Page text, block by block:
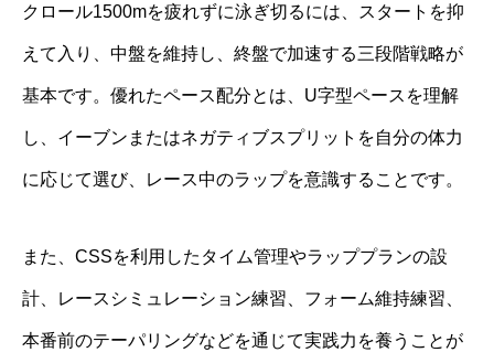
クロール1500mを疲れずに泳ぎ切るには、スタートを抑
えて入り、中盤を維持し、終盤で加速する三段階戦略が
基本です。優れたペース配分とは、U字型ペースを理解
し、イーブンまたはネガティブスプリットを自分の体力
に応じて選び、レース中のラップを意識することです。
また、CSSを利用したタイム管理やラッププランの設
計、レースシミュレーション練習、フォーム維持練習、
本番前のテーパリングなどを通じて実践力を養うことが